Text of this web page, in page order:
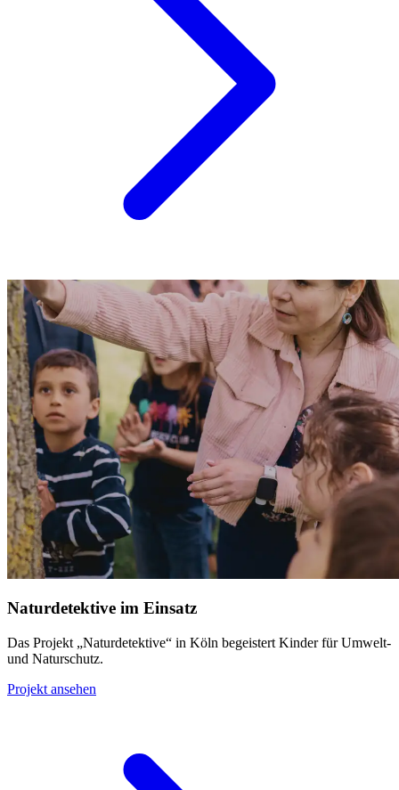
Naturdetektive im Einsatz
Das Projekt „Naturdetektive“ in Köln begeistert Kinder für Umwelt-
und Naturschutz.
Projekt ansehen